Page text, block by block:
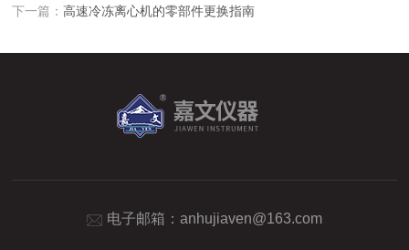
下一篇：高速冷冻离心机的零部件更换指南
电子邮箱： anhujiaven@163.com